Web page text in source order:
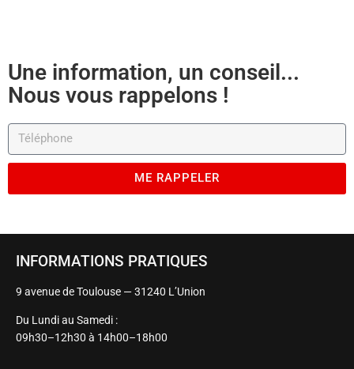
Une information, un conseil...
Nous vous rappelons !
ME RAPPELER
INFORMATIONS PRATIQUES
9 avenue de Toulouse — 31240 L’Union
Du Lundi au Samedi :
09h30–12h30 à 14h00–18h00